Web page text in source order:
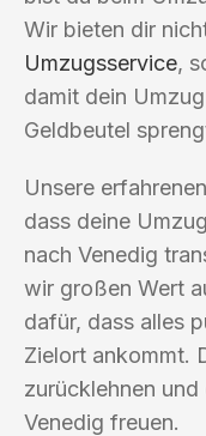
Wir bieten dir
Umzugsservice,
damit dein
Geldbeutel
Unsere
dass deine
nach Venedig
wir großen Wert
dafür, dass alles
Zielort ankommt.
zurücklehnen
Venedig freuen.